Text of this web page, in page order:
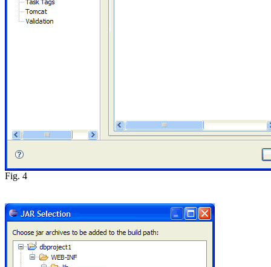
Fig. 4